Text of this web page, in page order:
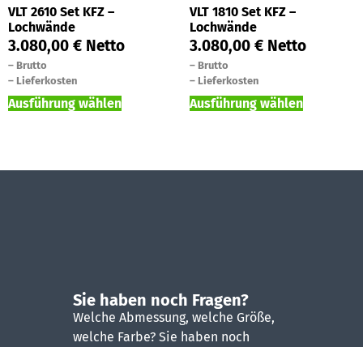
VLT 2610 Set KFZ –
Lochwände
3.080,00 € Netto
– Brutto
– Lieferkosten
Ausführung wählen
VLT 1810 Set KFZ –
Lochwände
3.080,00 € Netto
– Brutto
– Lieferkosten
Ausführung wählen
Sie haben noch Fragen?
Welche Abmessung, welche Größe,
welche Farbe? Sie haben noch